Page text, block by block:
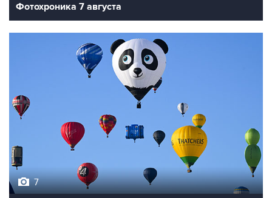
Фотохроника 7 августа
7